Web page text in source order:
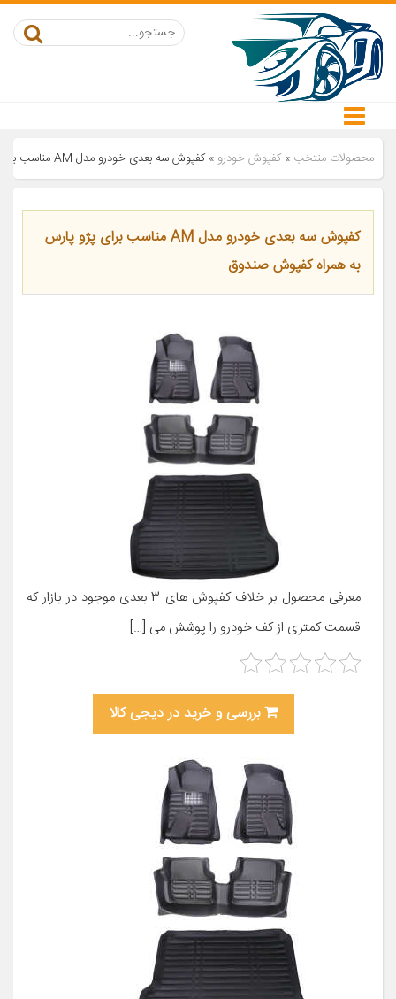
محصولات منتخب » کفپوش خودرو »کفپوش سه بعدی خودرو مدل AM مناسب برای پژو پارس به همراه کفپوش صندوق
کفپوش سه بعدی خودرو مدل AM مناسب برای پژو پارس
به همراه کفپوش صندوق
معرفی محصول بر خلاف کفپوش های 3 بعدی موجود در بازار که
قسمت کمتری از کف خودرو را پوشش می […]
بررسی و خرید در دیجی کالا